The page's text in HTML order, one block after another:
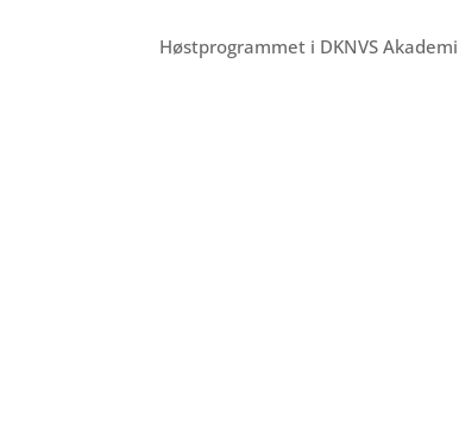
Høstprogrammet i DKNVS Akademi